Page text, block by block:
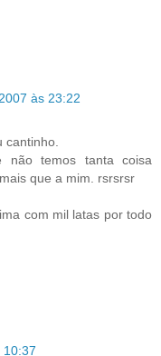
às 23:22
cantinho.
não temos tanta coisa
que a mim. rsrsrsr
com mil latas por todo
10:37